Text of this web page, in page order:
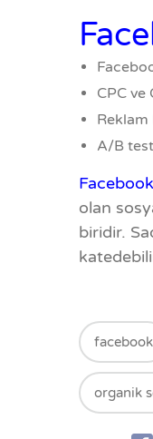
CPC ve
A/B
Facebook
olan
biridir.
facebook
organik